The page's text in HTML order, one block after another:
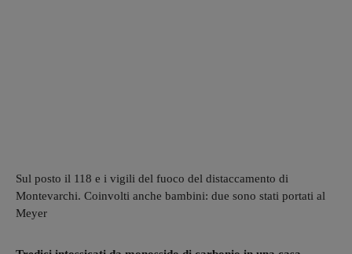
Sul posto il 118 e i vigili del fuoco del distaccamento di
Montevarchi. Coinvolti anche bambini: due sono stati portati al
Meyer